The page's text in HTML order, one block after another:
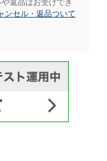
返品はお受けでき
ンセル・返品ついて